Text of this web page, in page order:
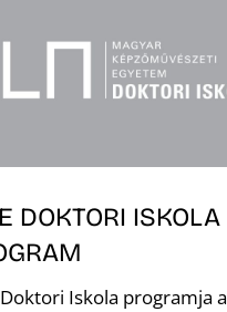
DOKTORI ISKOLA
Doktori Iskola programja a